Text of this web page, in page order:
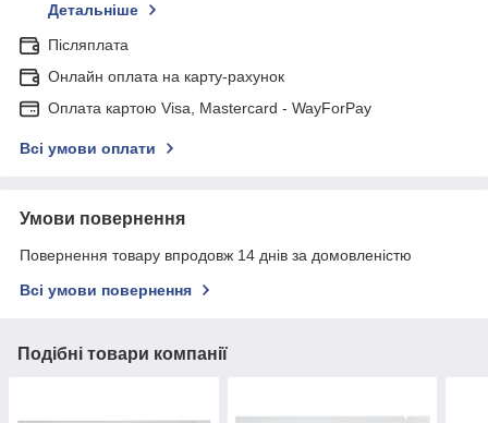
Детальніше
Післяплата
Онлайн оплата на карту-рахунок
Оплата картою Visa, Mastercard - WayForPay
Всі умови оплати
Умови повернення
Повернення товару впродовж 14 днів за домовленістю
Всі умови повернення
Подібні товари компанії